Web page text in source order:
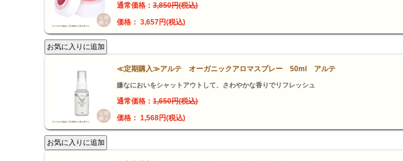
通常価格：3,850円(税込)
価格： 3,657円(税込)
≪定期購入≫アルテ オーガニックアロマスプレー 50ml アルテ
嫌なにおいをシャットアウトして、さわやかな香りでリフレッシュ
通常価格：1,650円(税込)
価格： 1,568円(税込)